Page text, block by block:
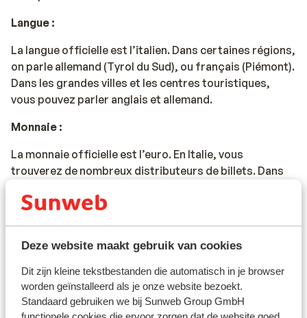
Deze website maakt gebruik van cookies
Dit zijn kleine tekstbestanden die automatisch in je browser
worden geïnstalleerd als je onze website bezoekt.
Standaard gebruiken we bij Sunweb Group GmbH
Langue :
La langue officielle est l’italien. Dans certaines régions,
on parle allemand (Tyrol du Sud), ou français (Piémont).
Dans les grandes villes et les centres touristiques,
vous pouvez parler anglais et allemand.
Monnaie :
La monnaie officielle est l’euro. En Italie, vous
trouverez de nombreux distributeurs de billets. Dans
payer en liquide.
Voltage et fréquence :
qu’en France (230V, 50 Hz).
Documents de voyage :